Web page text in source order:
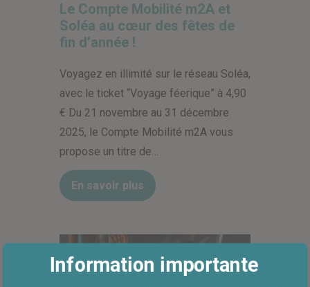
Le Compte Mobilité m2A et
Soléa au cœur des fêtes de
fin d’année !
Voyagez en illimité sur le réseau Soléa,
avec le ticket “Voyage féerique” à 4,90
€ Du 21 novembre au 31 décembre
2025, le Compte Mobilité m2A vous
propose un titre de…
En savoir plus
Information importante